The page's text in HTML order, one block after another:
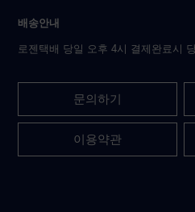
배송안내
로젠택배 당일 오후 4시 결제완료시
문의하기
이용약관